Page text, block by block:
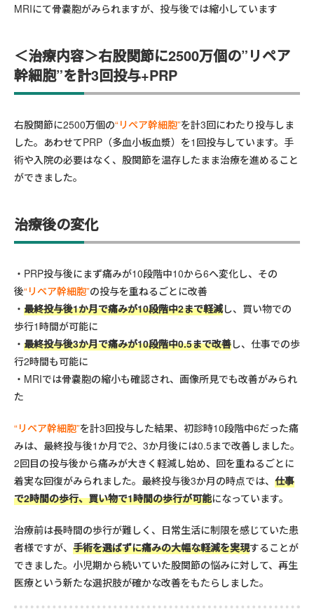
MRIにて骨嚢胞がみられますが、投与後では縮小しています
＜治療内容＞右股関節に2500万個の”リペア
幹細胞”を計3回投与+PRP
右股関節に2500万個の“リペア幹細胞”を計3回にわたり投与しま
した。あわせてPRP（多血小板血漿）を1回投与しています。手
術や入院の必要はなく、股関節を温存したまま治療を進めること
ができました。
治療後の変化
PRP投与後にまず痛みが10段階中10から6へ変化し、その
後“リペア幹細胞”の投与を重ねるごとに改善
最終投与後1か月で痛みが10段階中2まで軽減し、買い物での
歩行1時間が可能に
最終投与後3か月で痛みが10段階中0.5まで改善し、仕事での歩
行2時間も可能に
MRIでは骨嚢胞の縮小も確認され、画像所見でも改善がみられ
た
“リペア幹細胞”を計3回投与した結果、初診時10段階中6だった痛
みは、最終投与後1か月で2、3か月後には0.5まで改善しました。
2回目の投与後から痛みが大きく軽減し始め、回を重ねるごとに
着実な回復がみられました。最終投与後3か月の時点では、 仕事
で2時間の歩行、買い物で1時間の歩行が可能になっています。
治療前は長時間の歩行が難しく、日常生活に制限を感じていた患
者様ですが、 手術を選ばずに痛みの大幅な軽減を実現することが
できました。小児期から続いていた股関節の悩みに対して、再生
医療という新たな選択肢が確かな改善をもたらしました。